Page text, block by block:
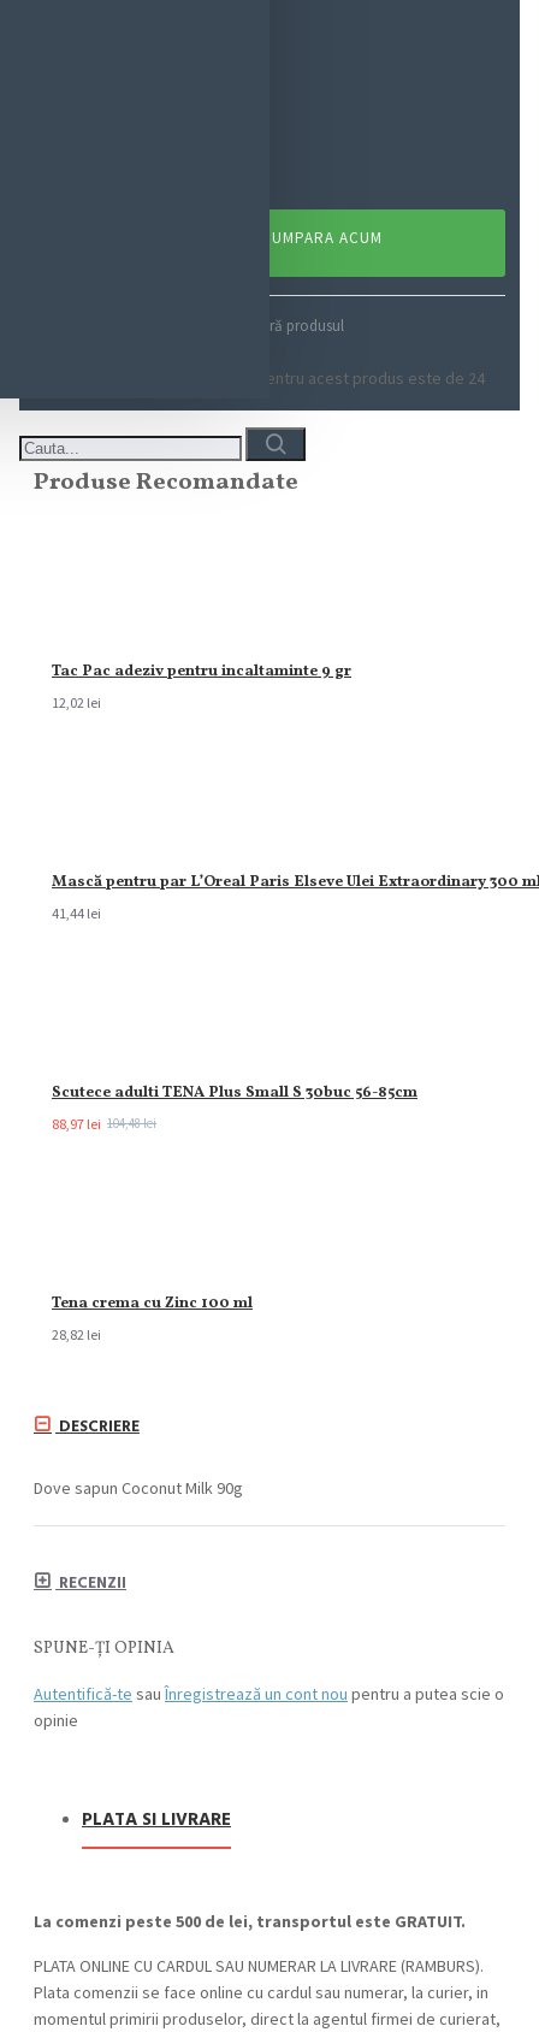
CUMPARA ACUM
Compară produsul
Cantitate minimă de comandat pentru acest produs este de 24
Produse Recomandate
Tac Pac adeziv pentru incaltaminte 9 gr
12,02 lei
Mască pentru par L’Oreal Paris Elseve Ulei Extraordinary 300
41,44 lei
Scutece adulti TENA Plus Small S 30buc 56-85cm
88,97 lei 104,48 lei
Tena crema cu Zinc 100 ml
28,82 lei
DESCRIERE
Dove sapun Coconut Milk 90g
RECENZII
SPUNE-ŢI OPINIA
Autentifică-te sauÎnregistrează un cont nou pentru a putea scie o
opinie
PLATA SI LIVRARE
La comenzi peste 500 de lei, transportul este GRATUIT.
PLATA ONLINE CU CARDUL SAU NUMERAR LA LIVRARE (RAMBURS).
Plata comenzii se face online cu cardul sau numerar, la curier, in
momentul primirii produselor, direct la agentul firmei de curierat,